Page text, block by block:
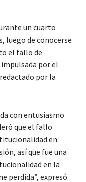
un cuarto
luego de conocerse
el fallo de
por el
por la
con entusiasmo
que el fallo
en
así que fue una
en la
perdida”, expresó.